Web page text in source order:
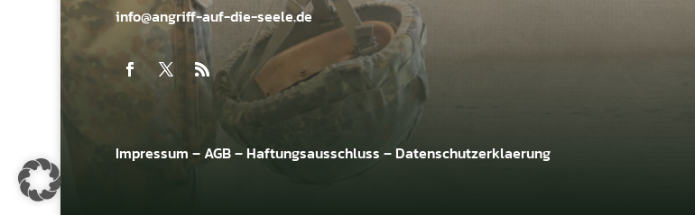
info@angriff-auf-die-seele.de
Impressum –AGB–Haftungsausschluss –Datenschutzerklaerung